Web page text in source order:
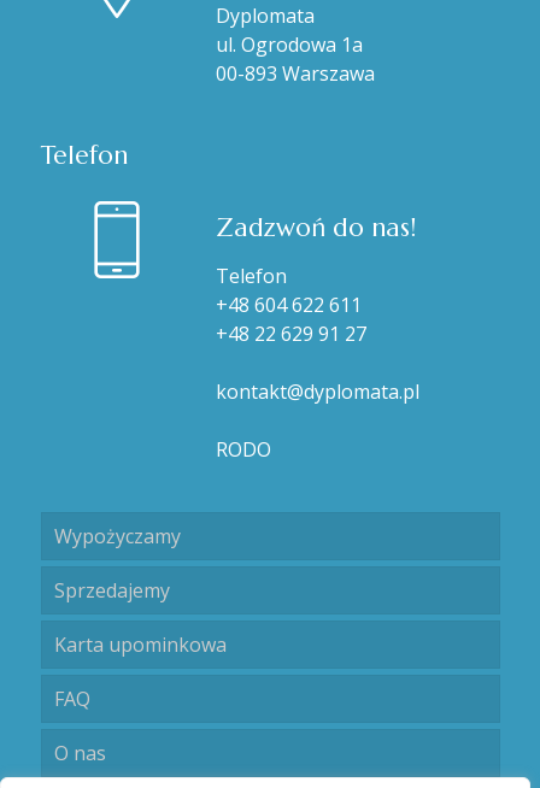
Dyplomata
ul. Ogrodowa 1a
00-893 Warszawa
Telefon
Zadzwoń do nas!
Telefon
+48 604 622 611
+48 22 629 91 27
kontakt@dyplomata.pl
RODO
Wypożyczamy
Sprzedajemy
Karta upominkowa
FAQ
O nas